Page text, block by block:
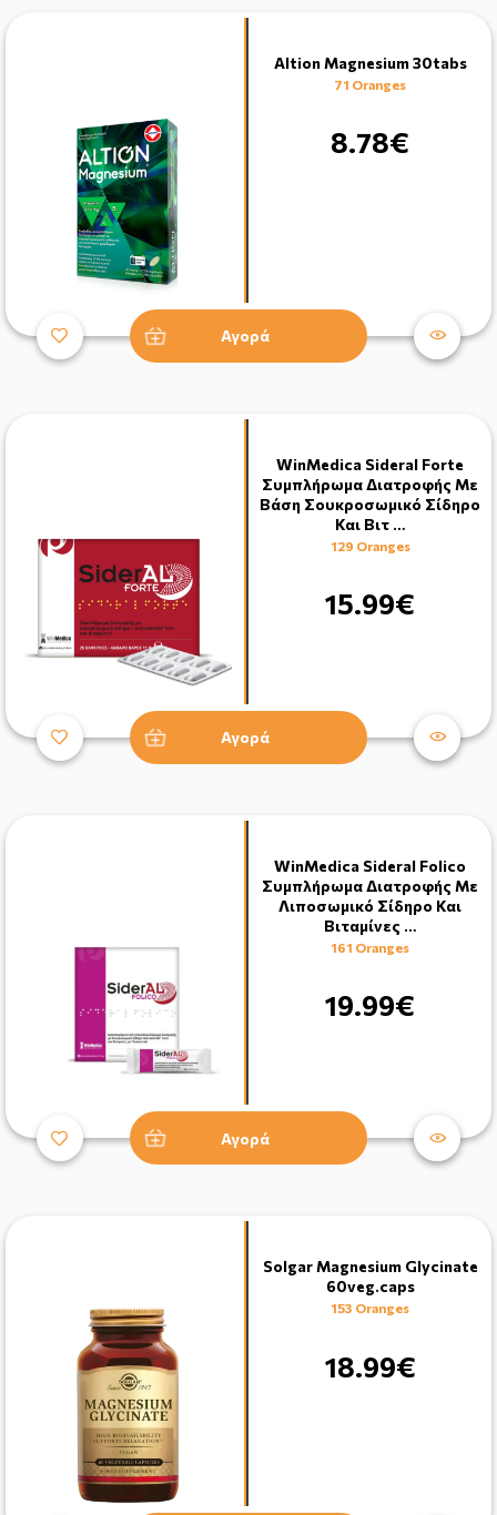
Altion Magnesium 30tabs
71 Oranges
8.78€
Αγορά
WinMedica Sideral Forte
Συμπλήρωμα Διατροφής Με
Βάση Σουκροσωμικό Σίδηρο
Και Βιτ …
129 Oranges
15.99€
Αγορά
WinMedica Sideral Folico
Συμπλήρωμα Διατροφής Με
Λιποσωμικό Σίδηρο Και
Βιταμίνες …
161 Oranges
19.99€
Αγορά
Solgar Magnesium Glycinate
60veg.caps
153 Oranges
18.99€